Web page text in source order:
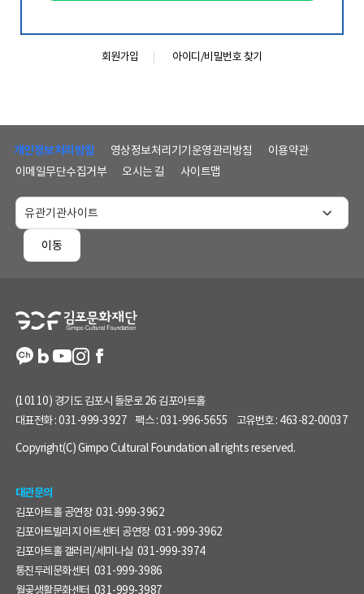
회원가입 아이디/비밀번호 찾기
개인정보처리방침 영상정보처리기기운영관리방침
이용약관
이메일무단수집거부
오시는 길 사이트맵
이동
(10110) 경기도 김포시 돌문로 26 김포아트홀
대표전화 :031-999-3927 팩스 :031-996-5655 고유번호 : 463-82-00037
Copyright(C) Gimpo Cultural Foundation all rights reserved.
대관문의
김포아트홀 공연장 031-999-3962
김포아트빌리지 아트센터 공연장 031-999-3962
김포아트홀 갤러리/세미나실 031-999-3974
통진두레문화센터 031-999-3986
월곶생활문화센터 031-999-3987